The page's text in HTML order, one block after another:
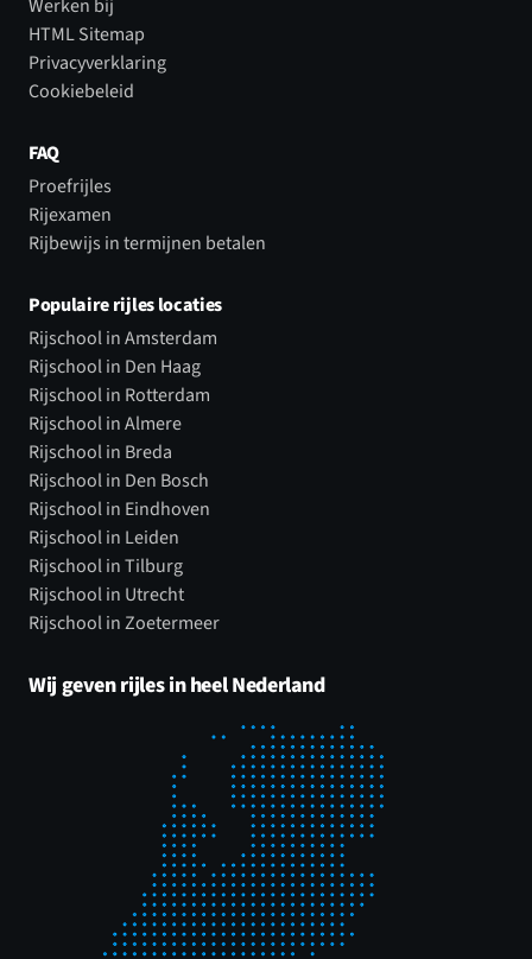
Werken bij
HTML Sitemap
Privacyverklaring
Cookiebeleid
FAQ
Proefrijles
Rijexamen
Rijbewijs in termijnen betalen
Populaire rijles locaties
Rijschool in Amsterdam
Rijschool in Den Haag
Rijschool in Rotterdam
Rijschool in Almere
Rijschool in Breda
Rijschool in Den Bosch
Rijschool in Eindhoven
Rijschool in Leiden
Rijschool in Tilburg
Rijschool in Utrecht
Rijschool in Zoetermeer
Wij geven rijles in heel Nederland